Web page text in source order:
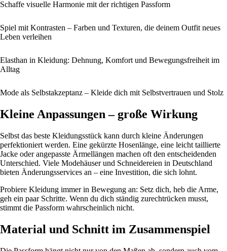
Schaffe visuelle Harmonie mit der richtigen Passform
Spiel mit Kontrasten – Farben und Texturen, die deinem Outfit neues
Leben verleihen
Elasthan in Kleidung: Dehnung, Komfort und Bewegungsfreiheit im
Alltag
Mode als Selbstakzeptanz – Kleide dich mit Selbstvertrauen und Stolz
Kleine Anpassungen – große Wirkung
Selbst das beste Kleidungsstück kann durch kleine Änderungen
perfektioniert werden. Eine gekürzte Hosenlänge, eine leicht taillierte
Jacke oder angepasste Ärmellängen machen oft den entscheidenden
Unterschied. Viele Modehäuser und Schneidereien in Deutschland
bieten Änderungsservices an – eine Investition, die sich lohnt.
Probiere Kleidung immer in Bewegung an: Setz dich, heb die Arme,
geh ein paar Schritte. Wenn du dich ständig zurechtrücken musst,
stimmt die Passform wahrscheinlich nicht.
Material und Schnitt im Zusammenspiel